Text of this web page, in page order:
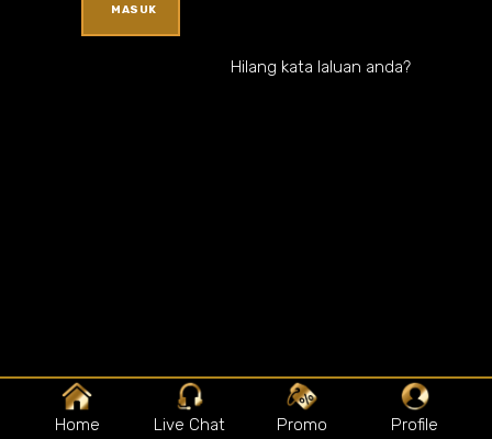
MASUK
Hilang kata laluan anda?
Home Live Chat Promo Profile